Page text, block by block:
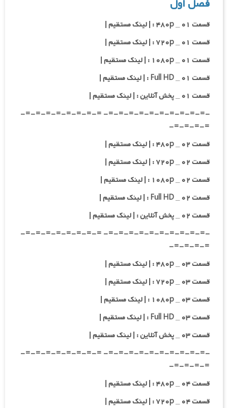
فصل اول
قسمت ۰۱ _ ۴۸۰p : | لینک مستقیم |
قسمت ۰۱ _ ۷۲۰p : | لینک مستقیم |
قسمت ۰۱ _ ۱۰۸۰p : | لینک مستقیم |
قسمت ۰۱ _ Full HD : | لینک مستقیم |
قسمت ۰۱ _ پخش آنلاین : | لینک مستقیم |
-=-=-=-=-=-=-=-=-=-=- =-=-=-=-=-=-=-=-
=-=-=-=-
قسمت ۰۲ _ ۴۸۰p : | لینک مستقیم |
قسمت ۰۲ _ ۷۲۰p : | لینک مستقیم |
قسمت ۰۲ _ ۱۰۸۰p : | لینک مستقیم |
قسمت ۰۲ _ Full HD : | لینک مستقیم |
قسمت ۰۲ _ پخش آنلاین : | لینک مستقیم |
-=-=-=-=-=-=-=-=-=-=- =-=-=-=-=-=-=-=-
=-=-=-=-
قسمت ۰۳ _ ۴۸۰p : | لینک مستقیم |
قسمت ۰۳ _ ۷۲۰p : | لینک مستقیم |
قسمت ۰۳ _ ۱۰۸۰p : | لینک مستقیم |
قسمت ۰۳ _ Full HD : | لینک مستقیم |
قسمت ۰۳ _ پخش آنلاین : | لینک مستقیم |
-=-=-=-=-=-=-=-=-=-=- =-=-=-=-=-=-=-=-
=-=-=-=-
قسمت ۰۴ _ ۴۸۰p : | لینک مستقیم |
قسمت ۰۴ _ ۷۲۰p : | لینک مستقیم |